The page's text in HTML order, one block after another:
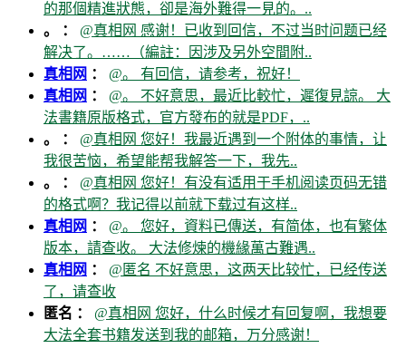
的那個精進狀態，卻是海外難得一見的。..
。 ： @真相网 感谢！已收到回信，不过当时问题已经
解决了。……（編註：因涉及另外空間附..
真相网 ： @。 有回信，请参考，祝好！
真相网 ： @。 不好意思，最近比較忙，遲復見諒。 大
法書籍原版格式，官方發布的就是PDF，..
。 ： @真相网 您好！我最近遇到一个附体的事情，让
我很苦恼，希望能帮我解答一下，我先..
。 ： @真相网 您好！有没有适用于手机阅读页码无错
的格式啊？我记得以前就下载过有这样..
真相网 ： @。 您好，資料已傳送，有简体，也有繁体
版本，請查收。 大法修煉的機緣萬古難遇..
真相网 ： @匿名 不好意思，这两天比较忙，已经传送
了，请查收
匿名 ： @真相网 您好，什么时候才有回复啊，我想要
大法全套书籍发送到我的邮箱，万分感谢！